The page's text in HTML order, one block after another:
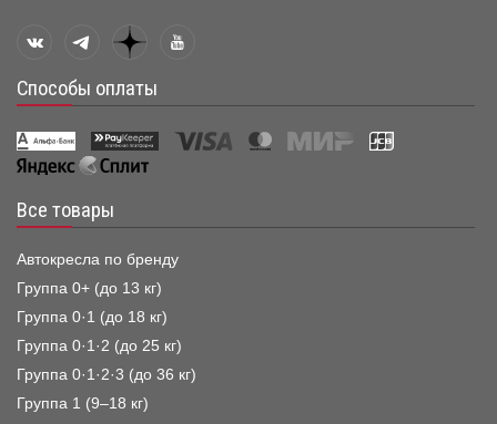
Способы оплаты
Все товары
Автокресла по бренду
Группа 0+ (до 13 кг)
Группа 0·1 (до 18 кг)
Группа 0·1·2 (до 25 кг)
Группа 0·1·2·3 (до 36 кг)
Группа 1 (9–18 кг)